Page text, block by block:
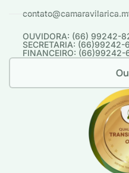
OUVIDORA: (66) 99242-
SECRETARIA: (66)99242-
FINANCEIRO: (66)99242-